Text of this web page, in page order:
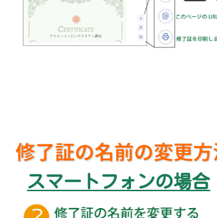
修了証の名前の変更
スマートフォンの場合